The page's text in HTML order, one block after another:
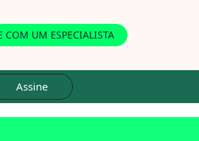
COM UM ESPECIALISTA
Assine